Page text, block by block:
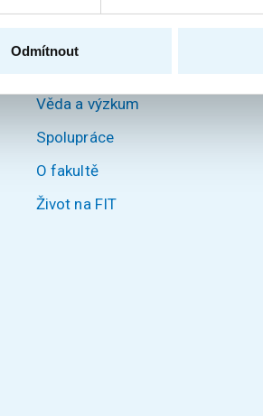
Odmítnout
Věda a výzkum
Spolupráce
O fakultě
Život na FIT